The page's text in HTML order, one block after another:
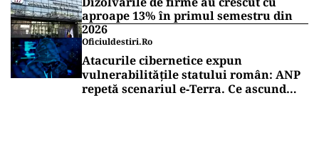
aproape 13% în primul semestru din
2026
Oficiuldestiri.ro
Atacurile cibernetice expun
vulnerabilitățile statului român: ANP
repetă scenariul e‑Terra. Ce ascund